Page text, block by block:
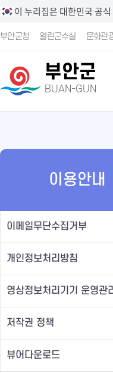
이 누리집은 대한민국 공
부안군청 열린군수실 문화관
부안군
BUAN-GUN
이용안내
이메일무단수집거부
개인정보처리방침
영상정보처리기기 운영관
저작권 정책
뷰어다운로드